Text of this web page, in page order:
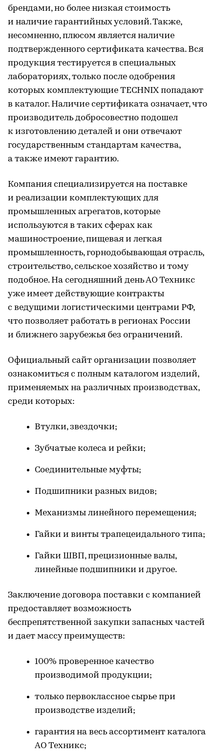
брендами, но более низкая стоимость
и наличие гарантийных условий. Также,
несомненно, плюсом является наличие
подтвержденного сертификата качества. Вся
продукция тестируется в специальных
лабораториях, только после одобрения
которых комплектующие TECHNIX попадают
в каталог. Наличие сертификата означает, что
производитель добросовестно подошел
к изготовлению деталей и они отвечают
государственным стандартам качества,
а также имеют гарантию.
Компания специализируется на поставке
и реализации комплектующих для
промышленных агрегатов, которые
используются в таких сферах как
машиностроение, пищевая и легкая
промышленность, горнодобывающая отрасль,
строительство, сельское хозяйство и тому
подобное. На сегодняшний день АО Техникс
уже имеет действующие контракты
с ведущими логистическими центрами РФ,
что позволяет работать в регионах России
и ближнего зарубежья без ограничений.
Официальный сайт организации позволяет
ознакомиться с полным каталогом изделий,
применяемых на различных производствах,
среди которых:
Втулки, звездочки;
Зубчатые колеса и рейки;
Соединительные муфты;
Подшипники разных видов;
Механизмы линейного перемещения;
Гайки и винты трапецеидального типа;
Гайки ШВП, прецизионные валы,
линейные подшипники и другое.
Заключение договора поставки с компанией
предоставляет возможность
беспрепятственной закупки запасных частей
и дает массу преимуществ:
100% проверенное качество
производимой продукции;
только первоклассное сырье при
производстве изделий;
гарантия на весь ассортимент каталога
АО Техникс;